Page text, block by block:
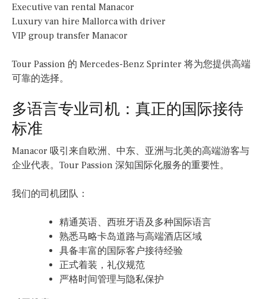
Executive van rental Manacor
Luxury van hire Mallorca with driver
VIP group transfer Manacor
Tour Passion 的 Mercedes-Benz Sprinter 将为您提供高端
可靠的选择。
多语言专业司机：真正的国际接待
标准
Manacor 吸引来自欧洲、中东、亚洲与北美的高端游客与
企业代表。Tour Passion 深知国际化服务的重要性。
我们的司机团队：
精通英语、西班牙语及多种国际语言
熟悉马略卡岛道路与高端酒店区域
具备丰富的国际客户接待经验
正式着装，礼仪规范
严格时间管理与隐私保护